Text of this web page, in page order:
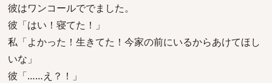
彼はワンコールででました。
彼「はい！寝てた！」
私「よかった！生きてた！今家の前にいるからあけてほし
いな」
彼「……え？！」